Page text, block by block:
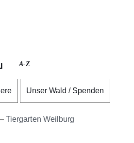
A-Z
Unser Wald / Spenden
Tiergarten Weilburg